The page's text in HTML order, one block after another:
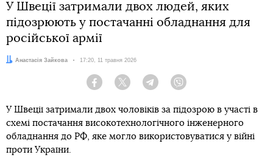
У Швеції затримали двох людей, яких
підозрюють у постачанні обладнання для
російської армії
Автор:
Анастасія Зайкова Дата:
17:20, 11 травня 2026
Facebook Twitter Telegram
У Швеції затримали двох чоловіків за підозрою в участі в
схемі постачання високотехнологічного інженерного
обладнання до РФ, яке могло використовуватися у війні
проти України.